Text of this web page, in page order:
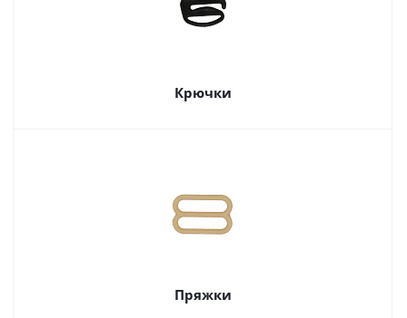
Крючки
Пряжки